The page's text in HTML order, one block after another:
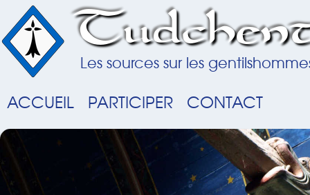
Les sources sur les
ACCUEIL PARTICIPER CONTACT